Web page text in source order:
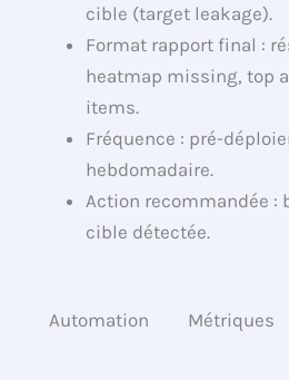
cible (target leakage).
Format rapport final :
heatmap missing, top
items.
Fréquence : pré-
hebdomadaire.
Action recommandée :
cible détectée.
Automation Métriques